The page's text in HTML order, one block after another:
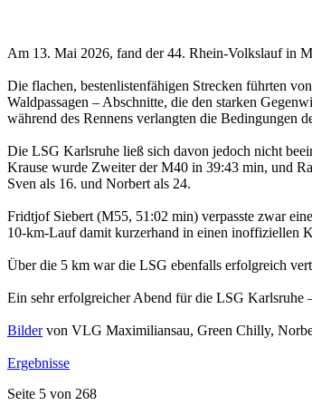
Am 13. Mai 2026, fand der 44. Rhein-Volkslauf in
Die flachen, bestenlistenfähigen Strecken führten
Waldpassagen – Abschnitte, die den starken
während des Rennens verlangten die Bedingungen
Die LSG Karlsruhe ließ sich davon jedoch nicht
Krause wurde Zweiter der M40 in 39:43 min, und
Sven als 16. und Norbert als 24.
Fridtjof Siebert (M55, 51:02 min) verpasste zwar
10-km-Lauf damit kurzerhand in einen inoffiziellen
Über die 5 km war die LSG ebenfalls erfolgreich
Ein sehr erfolgreicher Abend für die LSG Karlsruhe
Bildervon VLG Maximiliansau, Green Chilly,
Ergebnisse
Seite 5 von 268